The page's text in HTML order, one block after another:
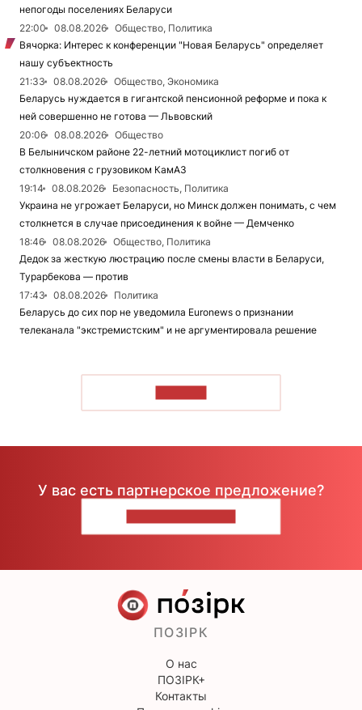
непогоды поселениях Беларуси
22:00
08.08.2026
Общество, Политика
Вячорка: Интерес к конференции "Новая Беларусь" определяет
нашу субъектность
21:33
08.08.2026
Общество, Экономика
Беларусь нуждается в гигантской пенсионной реформе и пока к
ней совершенно не готова — Львовский
20:06
08.08.2026
Общество
В Белыничском районе 22-летний мотоциклист погиб от
столкновения с грузовиком КамАЗ
19:14
08.08.2026
Безопасность, Политика
Украина не угрожает Беларуси, но Минск должен понимать, с чем
столкнется в случае присоединения к войне — Демченко
18:46
08.08.2026
Общество, Политика
Дедок за жесткую люстрацию после смены власти в Беларуси,
Турарбекова — против
17:43
08.08.2026
Политика
Беларусь до сих пор не уведомила Euronews о признании
телеканала "экстремистским" и не аргументировала решение
У вас есть партнерское предложение?
ПОЗІРК
О нас
ПОЗІРК+
Контакты